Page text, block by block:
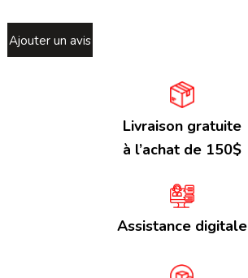
Ajouter un avis
Livraison gratuite
à l’achat de 150$
Assistance digitale